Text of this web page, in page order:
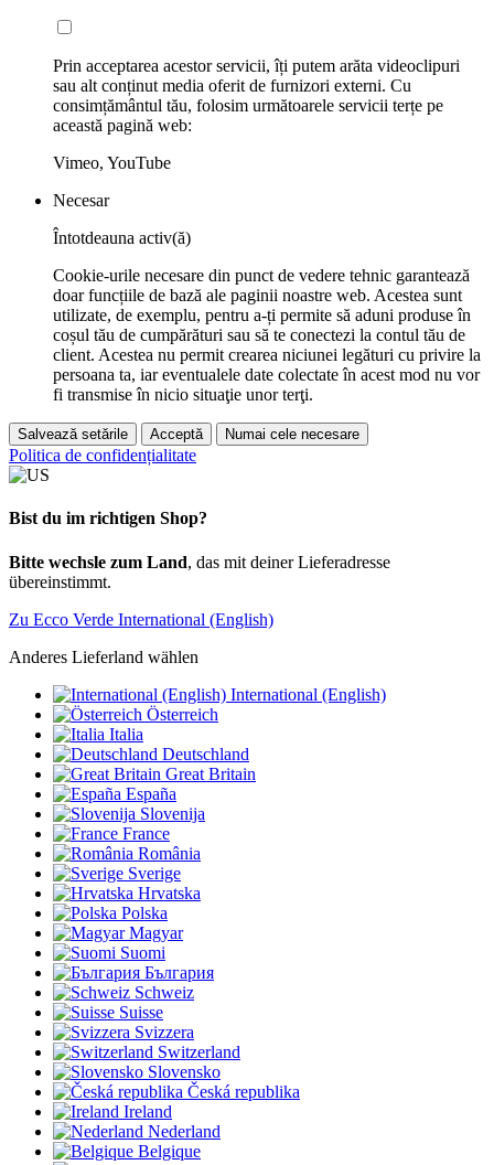
Prin acceptarea acestor servicii, îți putem arăta videoclipuri
sau alt conținut media oferit de furnizori externi. Cu
consimțământul tău, folosim următoarele servicii terțe pe
această pagină web:
Vimeo, YouTube
Necesar
Întotdeauna activ(ă)
Cookie-urile necesare din punct de vedere tehnic garantează
doar funcțiile de bază ale paginii noastre web. Acestea sunt
utilizate, de exemplu, pentru a-ți permite să aduni produse în
coșul tău de cumpărături sau să te conectezi la contul tău de
client. Acestea nu permit crearea niciunei legături cu privire la
persoana ta, iar eventualele date colectate în acest mod nu vor
fi transmise în nicio situaţie unor terţi.
Salvează setările Acceptă Numai cele necesare
Politica de confidențialitate
Bist du im richtigen Shop?
Bitte wechsle zum Land, das mit deiner Lieferadresse
übereinstimmt.
Zu Ecco Verde International (English)
Anderes Lieferland wählen
International (English)
Österreich
Italia
Deutschland
Great Britain
España
Slovenija
France
România
Sverige
Hrvatska
Polska
Magyar
Suomi
България
Schweiz
Suisse
Svizzera
Switzerland
Slovensko
Česká republika
Ireland
Nederland
Belgique